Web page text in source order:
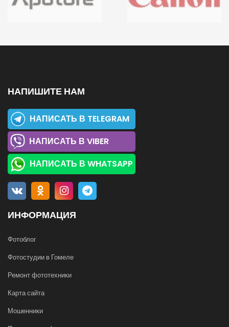
НАПИШИТЕ НАМ
НАПИСАТЬ В TELEGRAM
НАПИСАТЬ В VIBER
НАПИСАТЬ В WHATSAPP
ИНФОРМАЦИЯ
Фотоблог
Фотостудии в Гомеле
Ремонт фототехники
Карта сайта
Мошенники